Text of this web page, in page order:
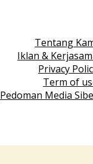
Tentang
Iklan &
Privacy
Term of
Pedoman Media